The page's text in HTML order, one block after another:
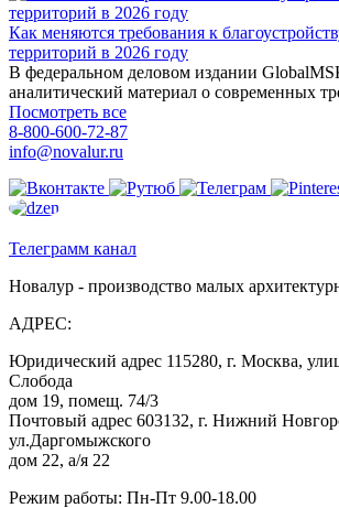
Как меняются требования к
территорий в 2026 году
В федеральном деловом издании
аналитический материал о современных
Посмотреть все
8-800-600-72-87
info@novalur.ru
Телеграмм канал
Новалур - производство малых
АДРЕС:
Юридический адрес 115280, г. Москва,
Слобода
дом 19, помещ. 74/3
Почтовый адрес 603132, г. Нижний
ул.Даргомыжского
дом 22, а/я 22
Режим работы: Пн-Пт 9.00-18.00